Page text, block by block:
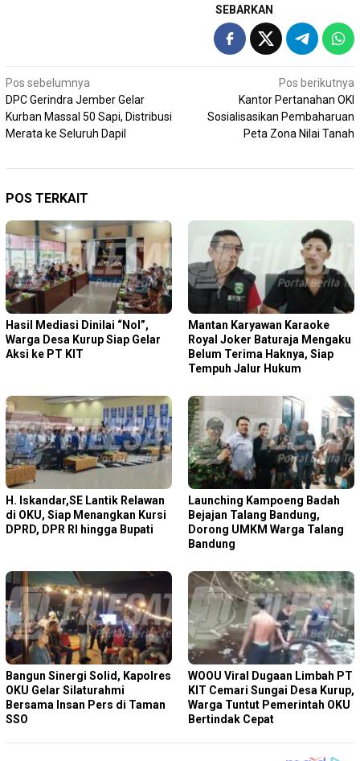
SEBARKAN
Navigasi
pos
Pos sebelumnya
DPC Gerindra Jember Gelar
Kurban Massal 50 Sapi, Distribusi
Merata ke Seluruh Dapil
Pos berikutnya
Kantor Pertanahan OKI
Sosialisasikan Pembaharuan
Peta Zona Nilai Tanah
POS TERKAIT
Hasil Mediasi Dinilai “Nol”,
Warga Desa Kurup Siap Gelar
Aksi ke PT KIT
Mantan Karyawan Karaoke
Royal Joker Baturaja Mengaku
Belum Terima Haknya, Siap
Tempuh Jalur Hukum
H. Iskandar,SE Lantik Relawan
di OKU, Siap Menangkan Kursi
DPRD, DPR RI hingga Bupati
Launching Kampoeng Badah
Bejajan Talang Bandung,
Dorong UMKM Warga Talang
Bandung
Bangun Sinergi Solid, Kapolres
OKU Gelar Silaturahmi
Bersama Insan Pers di Taman
SSO
WOOU Viral Dugaan Limbah PT
KIT Cemari Sungai Desa Kurup,
Warga Tuntut Pemerintah OKU
Bertindak Cepat